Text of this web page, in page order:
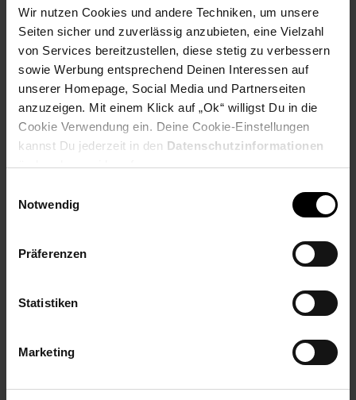
Wir nutzen Cookies und andere Techniken, um unsere
Seiten sicher und zuverlässig anzubieten, eine Vielzahl
von Services bereitzustellen, diese stetig zu verbessern
sowie Werbung entsprechend Deinen Interessen auf
unserer Homepage, Social Media und Partnerseiten
anzuzeigen. Mit einem Klick auf „Ok“ willigst Du in die
Cookie Verwendung ein. Deine Cookie-Einstellungen
kannst Du jederzeit in den Datenschutzinformationen
ändern bzw. widerrufen.
Notwendig
Präferenzen
Statistiken
Marketing
PAYBACK
Payback Punkte Basis°Punkte:
41
Extra°Punkte:
0
Erlebe die totale Immersion ohne viel Gewicht — das ist das
spielen kannst. Dank unserer patentierten Razer™ TriForce-
Treiber erlebst du unglaublich realistischen Sound. Dieses
und setzt auf ein Trio von Designelementen, die es noch
leichter machen.
EAN: 8886419379362